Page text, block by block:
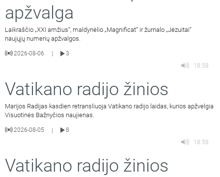
apžvalga
Laikraščio „XXI amžius“, maldynėlio „Magnificat“ ir žurnalo „Jėzuitai“
naujųjų numerių apžvalgos.
2026-08-06
3
18:58
Vatikano radijo žinios
Marijos Radijas kasdien retransliuoja Vatikano radijo laidas, kurios apžvelgia
Visuotinės Bažnyčios naujienas.
2026-08-05 |
8
18:58
Vatikano radijo žinios